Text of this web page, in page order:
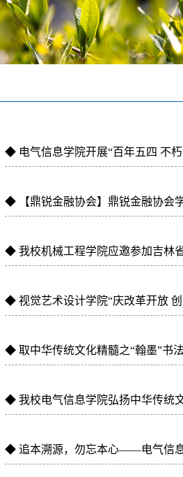
◆ 电气信息学院开展“百年五四 不
◆ 【鼎锐金融协会】鼎锐金融协
◆ 我校机械工程学院应邀参加吉林
◆ 视觉艺术设计学院“庆改革开放
◆ 取中华传统文化精髓之“翰墨”书
◆ 我校电气信息学院弘扬中华传统
◆ 追本溯源，勿忘本心——电气信